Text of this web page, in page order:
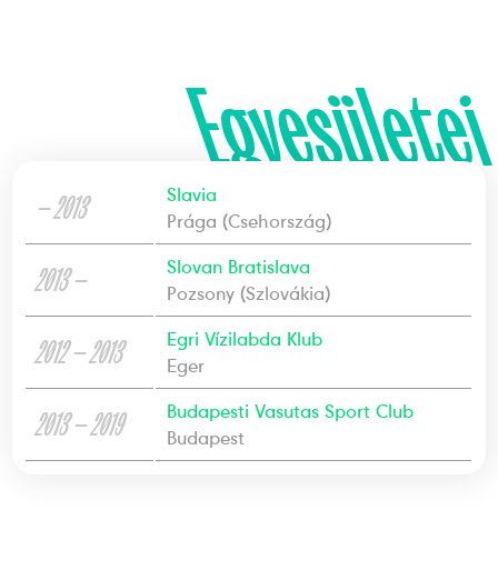
Egyesületei
— 2013
Slavia
Prága (Csehország)
2013 —
Slovan Bratislava
Pozsony (Szlovákia)
2012 — 2013
Egri Vízilabda Klub
Eger
2013 — 2019
Budapesti Vasutas Sport Club
Budapest